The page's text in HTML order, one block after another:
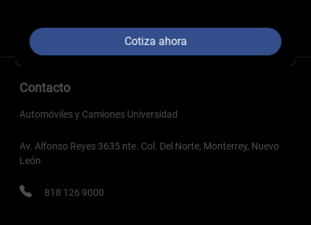
Contacto
Automóviles y Camiones Universidad
Av. Alfonso Reyes 3635 nte. Col. Del Norte, Monterrey, Nuevo
León
818 126 9000
Cotiza ahora